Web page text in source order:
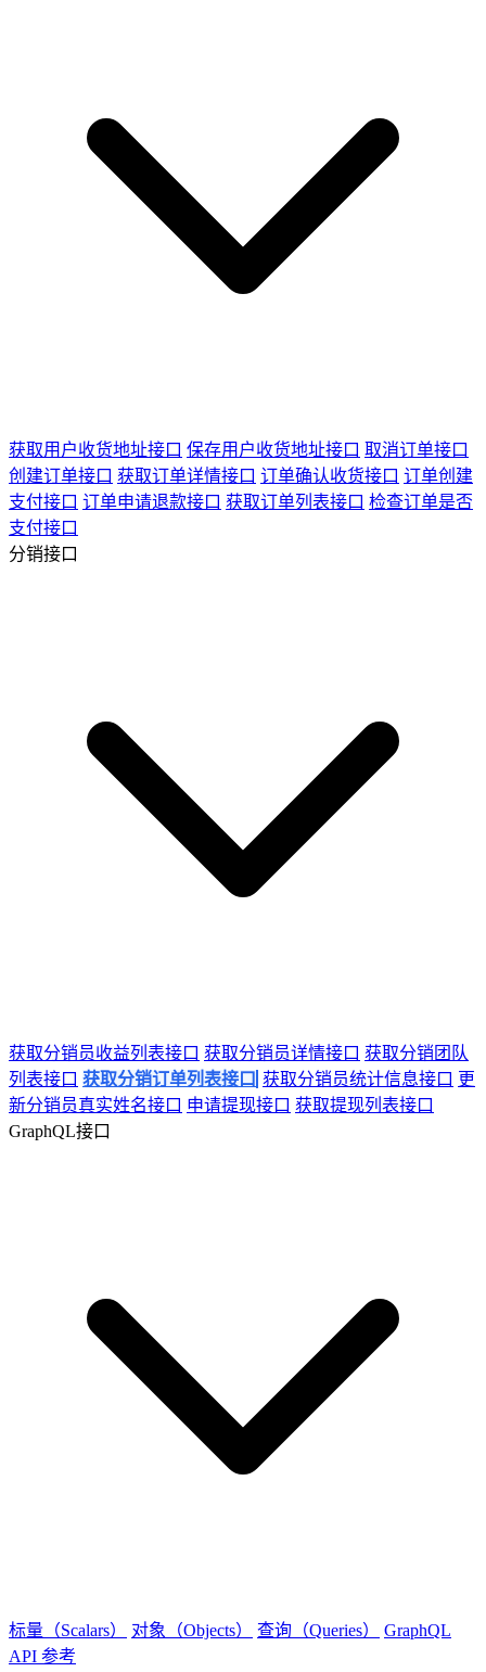
获取用户收货地址接口 保存用户收货地址接口 取消订单接口
创建订单接口 获取订单详情接口 订单确认收货接口 订单创建
支付接口 订单申请退款接口 获取订单列表接口 检查订单是否
支付接口
分销接口
获取分销员收益列表接口 获取分销员详情接口 获取分销团队
列表接口 获取分销订单列表接口 获取分销员统计信息接口 更
新分销员真实姓名接口 申请提现接口 获取提现列表接口
GraphQL接口
标量（Scalars） 对象（Objects） 查询（Queries）
GraphQL
API 参考